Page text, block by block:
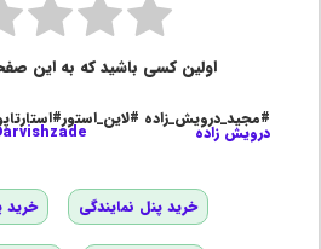
اولین کسی باشید که به این
#مجید_درویش_زاده
درویش زاده
خرید پنل نمایندگی خرید